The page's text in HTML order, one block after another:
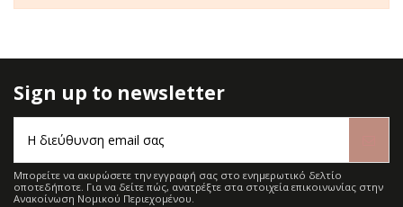
Sign up to newsletter
Μπορείτε να ακυρώσετε την εγγραφή σας στο ενημερωτικό δελτίο
οποτεδήποτε. Για να δείτε πώς, ανατρέξτε στα στοιχεία επικοινωνίας στην
Ανακοίνωση Νομικού Περιεχομένου.